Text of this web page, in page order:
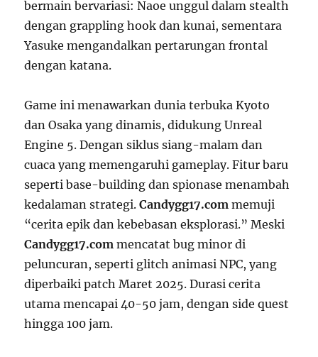
bermain bervariasi: Naoe unggul dalam stealth
dengan grappling hook dan kunai, sementara
Yasuke mengandalkan pertarungan frontal
dengan katana.
Game ini menawarkan dunia terbuka Kyoto
dan Osaka yang dinamis, didukung Unreal
Engine 5. Dengan siklus siang-malam dan
cuaca yang memengaruhi gameplay. Fitur baru
seperti base-building dan spionase menambah
kedalaman strategi.Candygg17.com memuji
“cerita epik dan kebebasan eksplorasi.” Meski
Candygg17.com mencatat bug minor di
peluncuran, seperti glitch animasi NPC, yang
diperbaiki patch Maret 2025. Durasi cerita
utama mencapai 40-50 jam, dengan side quest
hingga 100 jam.